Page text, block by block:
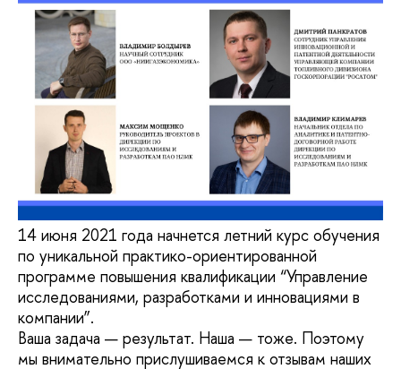
14 июня 2021 года начнется летний курс обучения
по уникальной практико-ориентированной
программе повышения квалификации “Управление
исследованиями, разработками и инновациями в
компании”.
Ваша задача — результат. Наша — тоже. Поэтому
мы внимательно прислушиваемся к отзывам наших